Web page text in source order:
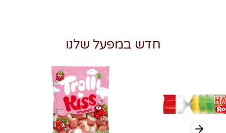
חדש במפעל שלנו